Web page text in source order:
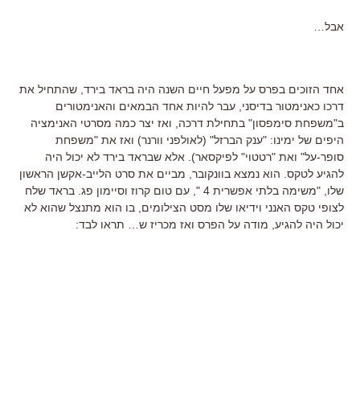
אבל…
אחד הזוכים בפרס על מפעל חיים השנה היה בראד בירד, שהתחיל את
דרכו כאנימטור בדיסני, עבר להיות אחד הבמאים והאנימטורים
ב"משפחת סימפסון" בתחילת דרכה, ואז יצר כמה מסרטי האנימציה
היפים של ימינו: "ענק הברזל" (לאולפני וורנר) ואז את "משפחת
סופר-על" ואת "רטטוי" לפיקסאר). אלא שבראד בירד לא יכול היה
להגיע לטקס. הוא נמצא בוונקובר, מביים את סרט הלייב-אקשן הראשון
שלו, "משימה בלתי אפשרית 4 ", עם טום קרוז וסיימון פג. בראד שלח
לצופי טקס האנני וידיאו שלו מסט הצילומים, בו הוא מתנצל שהוא לא
יכול היה להגיע, מודה על הפרס ואז מכריז ש… תראו לבד: